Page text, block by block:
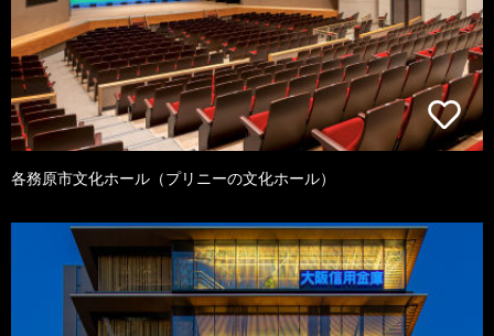
各務原市文化ホール（プリニーの文化ホール）